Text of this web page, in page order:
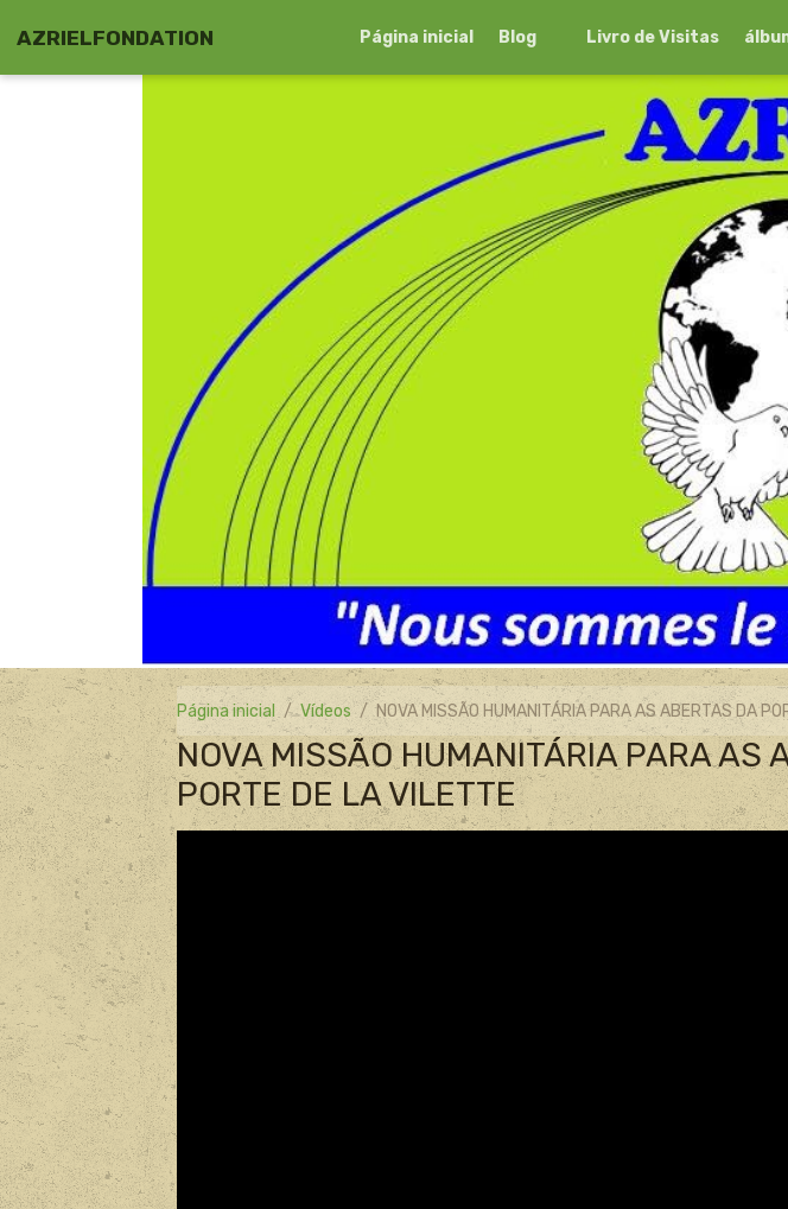
AZRIELFONDATION Página inicial Blog Livro de Visitas
Página inicial Vídeos NOVA MISSÃO HUMANITÁRIA PARA AS ABERTAS DA
NOVA MISSÃO HUMANITÁRIA PARA AS
PORTE DE LA VILETTE